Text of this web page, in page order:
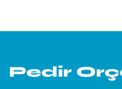
Pedir